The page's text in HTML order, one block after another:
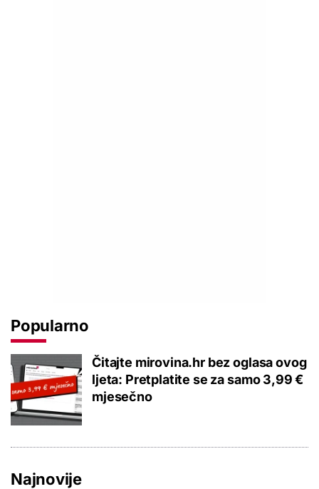
Popularno
Čitajte mirovina.hr bez oglasa ovog
ljeta: Pretplatite se za samo 3,99 €
mjesečno
Najnovije